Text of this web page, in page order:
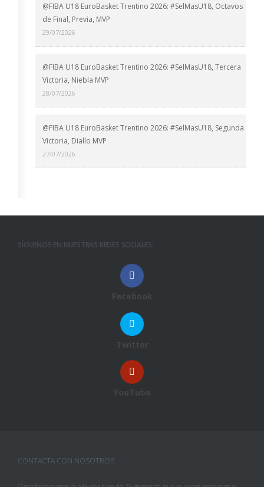
@FIBA U18 EuroBasket Trentino 2026: #SelMasU18, Octavos
de Final, Previa, MVP
29/07/2026
@FIBA U18 EuroBasket Trentino 2026: #SelMasU18, Tercera
Victoria, Niebla MVP
28/07/2026
@FIBA U18 EuroBasket Trentino 2026: #SelMasU18, Segunda
Victoria, Diallo MVP
27/07/2026
SÍGUENOS EN NUESTRAS REDES SOCIALES:
Facebook
Twitter
YouTube
CONTACTA CON NOSOTROS